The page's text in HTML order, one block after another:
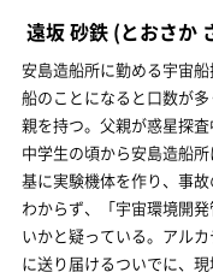
遠坂 砂鉄 (とおさか
安島造船所に勤める宇宙
船のことになると口数が
親を持つ。父親が惑星探査
中学生の頃から安島造船
基に実験機体を作り、事
わからず、「宇宙環境開
いかと疑っている。アル
に送り届けるついでに、